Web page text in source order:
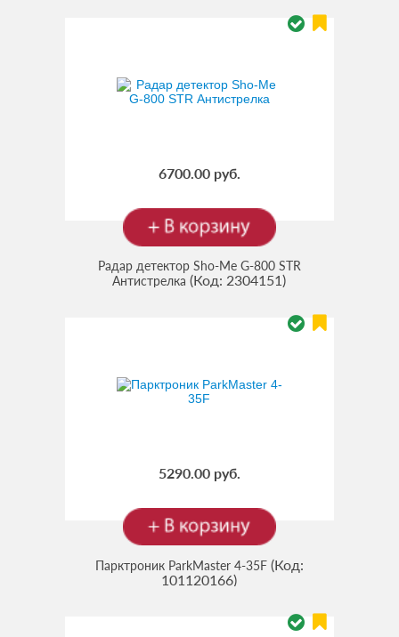
6700.00 руб.
Радар детектор Sho-Me G-800 STR
Антистрелка(Код: 2304151)
5290.00 руб.
Парктроник ParkMaster 4-35F (Код:
101120166)